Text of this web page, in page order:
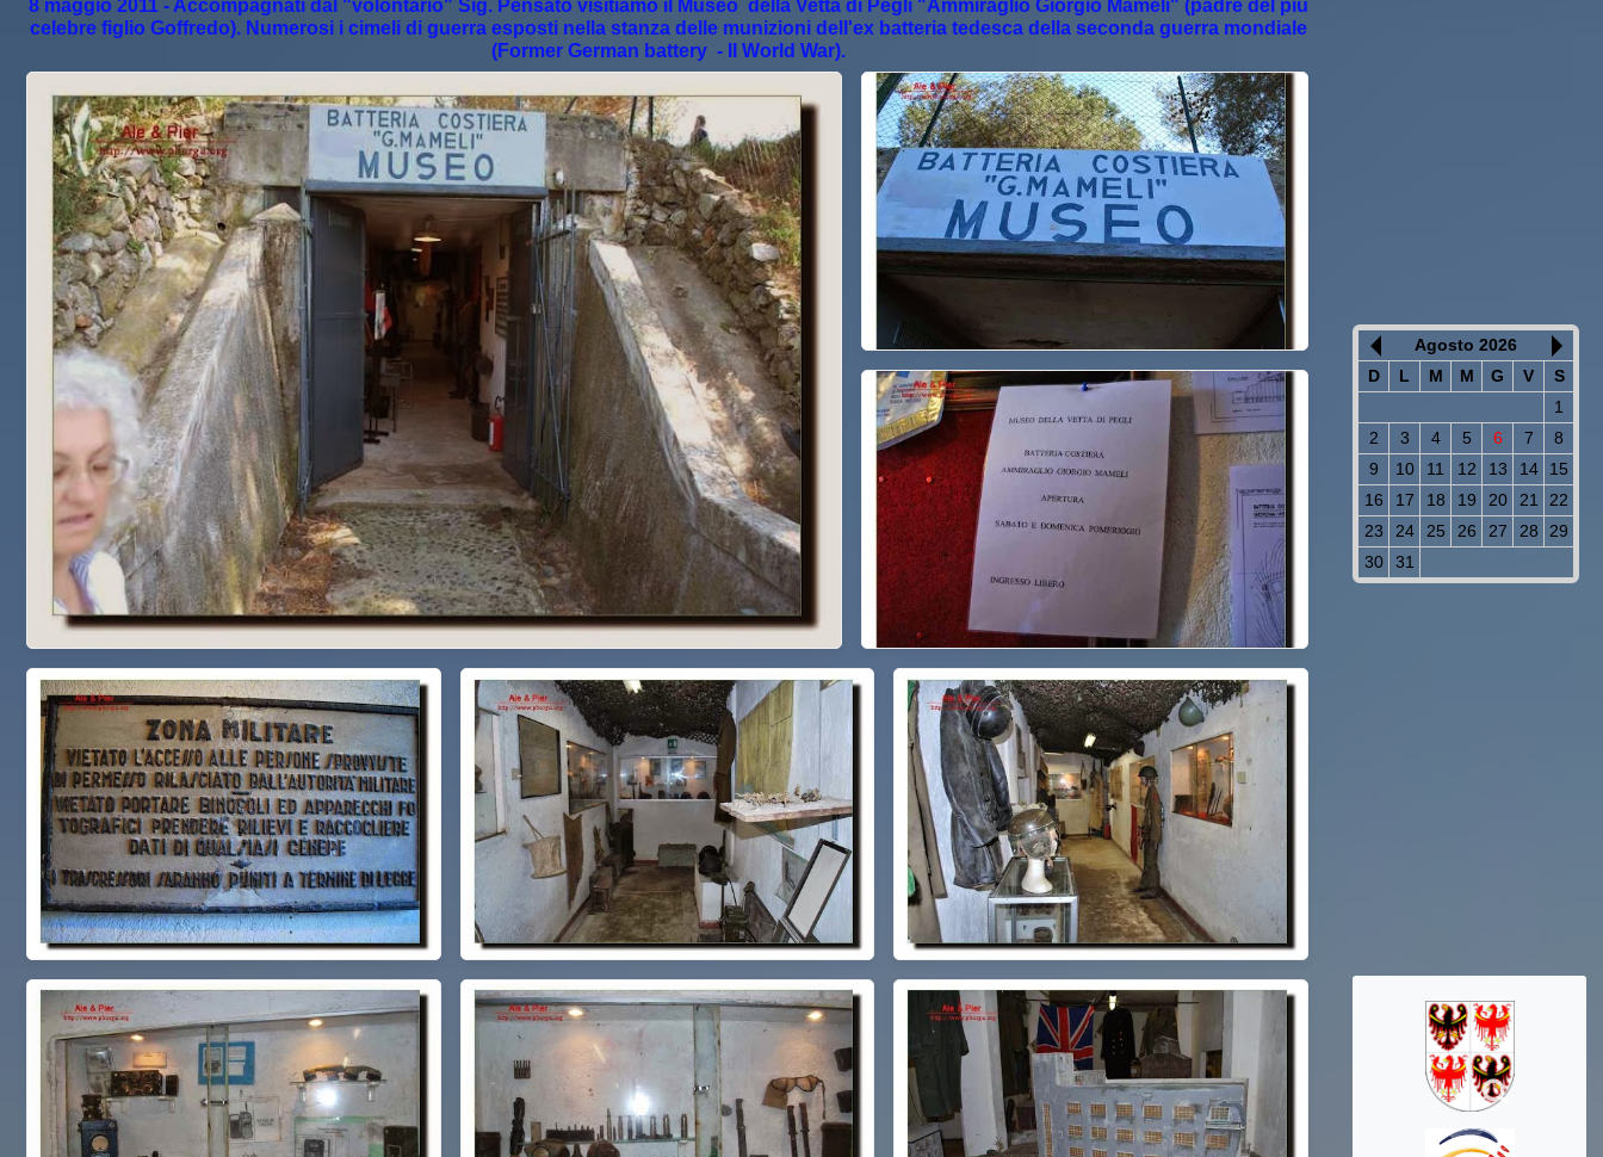
8 maggio 2011 - Accompagnati dal "volontario" Sig. Pensato visitiamo il Museo della Vetta di Pegli "Ammiraglio Giorgio Mameli" (padre del più
celebre figlio Goffredo). Numerosi i cimeli di guerra esposti nella stanza delle munizioni dell'ex batteria tedesca della seconda guerra mondiale
(Former German battery - II World War).
Agosto 2026
D
L M M G V
S
1
2
3 4 5 6 7
8
9
10 11 12 13 14
15
16
17 18 19 20 21
22
23
24 25 26 27 28
29
30
31